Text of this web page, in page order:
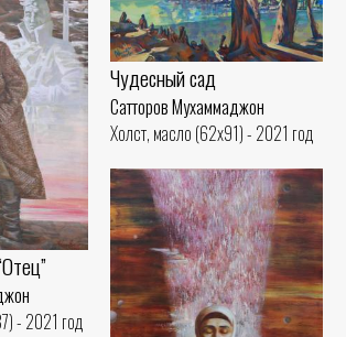
Чудесный сад
Сатторов Мухаммаджон
Холст, масло (62x91) - 2021 год
- 2021 год